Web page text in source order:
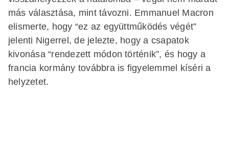
más választása, mint távozni. Emmanuel Macron
elismerte, hogy “ez az együttműködés végét”
jelenti Nigerrel, de jelezte, hogy a csapatok
kivonása “rendezett módon történik”, és hogy a
francia kormány továbbra is figyelemmel kíséri a
helyzetet.